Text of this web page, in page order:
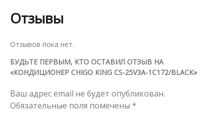
Отзывы
Отзывов пока нет.
БУДЬТЕ ПЕРВЫМ, КТО ОСТАВИЛ ОТЗЫВ НА
«КОНДИЦИОНЕР CHIGO KING CS-25V3A-1C172/BLACK»
Ваш адрес email не будет опубликован.
Обязательные поля помечены *